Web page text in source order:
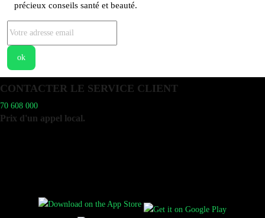
précieux conseils santé et beauté.
CONTACTER LE SERVICE CLIENT
70 608 000
Prix d'un appel local.